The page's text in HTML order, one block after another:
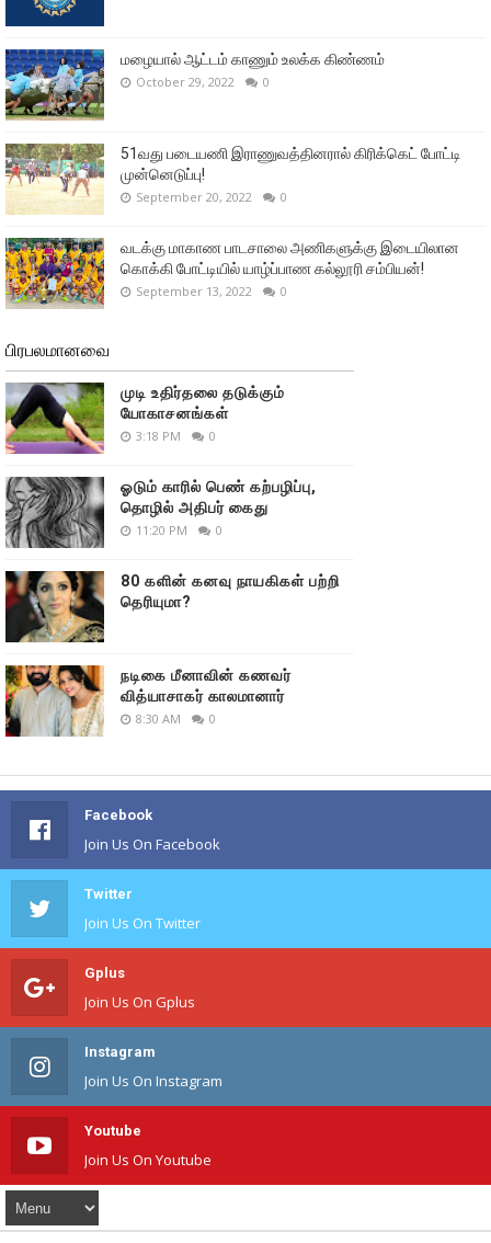
மழையால் ஆட்டம் காணும் உலக்க கிண்ணம்
October 29, 2022 0
51வது படையணி இராணுவத்தினரால் கிரிக்கெட் போட்டி
முன்னெடுப்பு!
September 20, 2022 0
வடக்கு மாகாண பாடசாலை அணிகளுக்கு இடையிலான
கொக்கி போட்டியில் யாழ்ப்பாண கல்லூரி சம்பியன்!
September 13, 2022 0
பிரபலமானவை
முடி உதிர்தலை தடுக்கும்
யோகாசனங்கள்
3:18 PM 0
ஓடும் காரில் பெண் கற்பழிப்பு,
தொழில் அதிபர் கைது
11:20 PM 0
80 களின் கனவு நாயகிகள் பற்றி
தெரியுமா?
நடிகை மீனாவின் கணவர்
வித்யாசாகர் காலமானார்
8:30 AM 0
Facebook
Join Us On Facebook
Twitter
Join Us On Twitter
Gplus
Join Us On Gplus
Instagram
Join Us On Instagram
Youtube
Join Us On Youtube